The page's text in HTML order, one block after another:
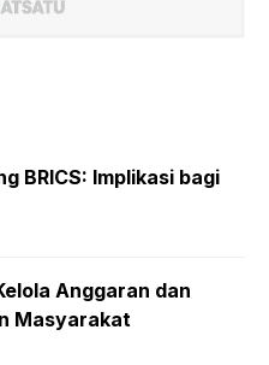
BRICS: Implikasi bagi
Anggaran dan
Masyarakat